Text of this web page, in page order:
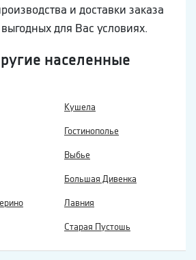
и доставки заказа
для Вас условиях.
населенные
Кушела
Гостинополье
Выбье
Большая Дивенка
Лавния
Старая Пустошь